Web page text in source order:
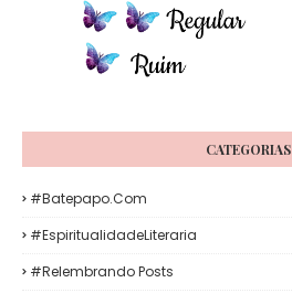
CATEGORIAS
#Batepapo.com
#EspiritualidadeLiteraria
#Relembrando Posts